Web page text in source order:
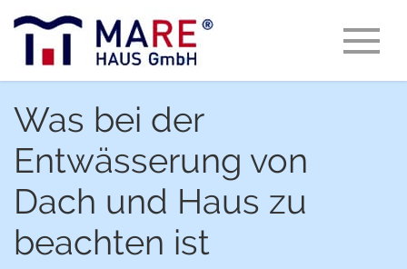
Was bei der
Entwässerung von
Dach und Haus zu
beachten ist